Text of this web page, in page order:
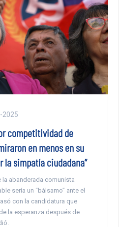
2025
competitividad de
en menos en su
simpatía ciudadana”
abanderada comunista
sería un “bálsamo” ante el
con la candidatura que
la esperanza después de